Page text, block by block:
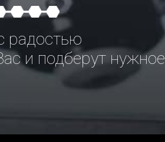
радостью
и подберут нужное